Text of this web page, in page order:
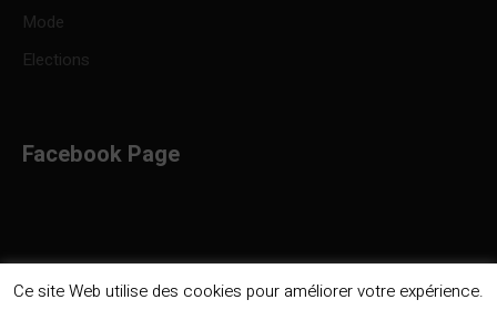
Mode
Elections
Facebook Page
Ce site Web utilise des cookies pour améliorer votre expérience.